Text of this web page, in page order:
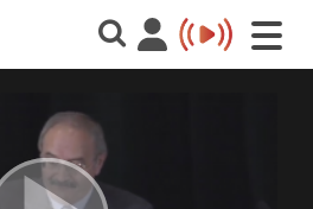
Toggle